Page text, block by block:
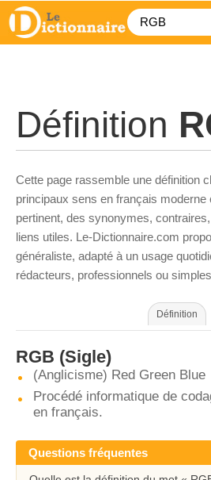
Définition
Cette page rassemble une définition
principaux sens en français moderne
pertinent, des synonymes,
liens utiles. Le-Dictionnaire.com
généraliste, adapté à un usage
rédacteurs, professionnels ou
Définition
RGB (Sigle)
(Anglicisme) Red Green Blue
Procédé informatique de
en français.
Questions fréquentes